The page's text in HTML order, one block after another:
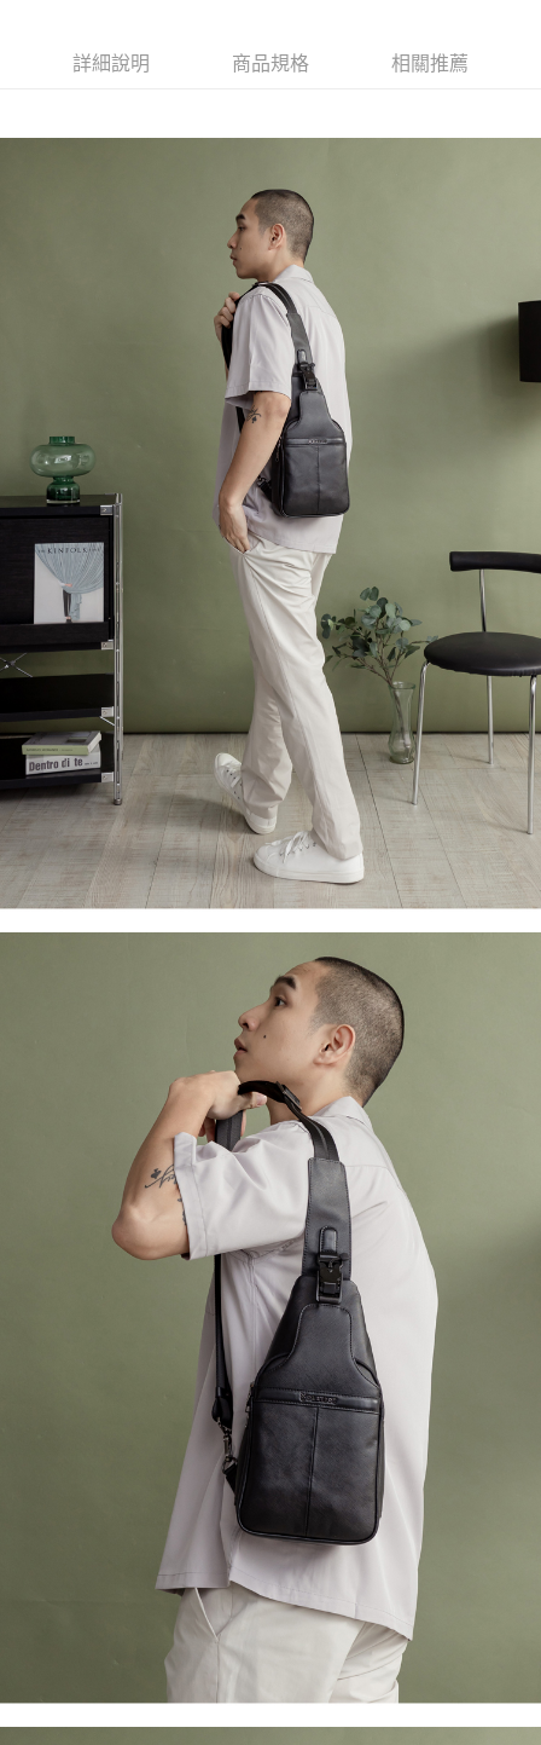
2.透過簡訊連結打開帳單後，可選擇「超商條碼／台灣大直營門市／銀行轉
帳／街口支付／iPASS MONEY」等通路繳費。
1.本服務係由「台灣大哥大股份有限公司」（以下簡稱本公司）所提供，讓
2.基於同意付款使用「大哥付你分期」之契約關係目的，商店將以您的個人
資料（包含姓名、電話或地址）提供予台灣大哥大進項蒐集、處理及利用，
由本公司與您本人進行分期帳單所需資料之確認、核對及更正。
3.完整用戶服務條款，請詳閱以下連結：https://oppay.tw/userRule
結帳頁面，進行簡訊認證並確認金額後，即可完成結帳。
※ 交易是否成功請以「AFTEE先享後付 」之結帳頁面顯示為準，若有關於
是否繳費成功／繳費後需取消欲退款等相關疑問，請聯繫「AFTEE先享後付
https://netprotections.freshdesk.com/support/home
１．透過由恩沛科技股份有限公司提供之「AFTEE先享後付」服務完成之交
易，需依本服務之必要範圍內提供個人資料，並將交易相關給付款項請求債
權轉讓予恩沛科技股份有限公司。
２．關於個人資料處理事宜，請瀏覽以下網址：
３．未成年的使用者請事先徵得法定代理人或監護人之同意方可使用
「AFTEE先享後付」，若未經同意申辦者引起之損失，本公司不負相關責
任。
４．使用「AFTEE先享後付」時，將依據個別帳號之用戶狀況，依本公司即
時審查核予不同之上限額度；若仍有額度不足之情形，本公司將視審查結果
請求用戶進行身份認證。
５．嚴禁一人註冊多個帳號或使用他人資訊註冊。若發現惡意使用之情形，
恩沛科技股份有限公司將有權停止該用戶之使用額度並採取法律行動。
付款後全家取貨
萊爾富取貨付款
每筆NT$60，滿NT$2,000(含以上)免運費
每筆NT$60，滿NT$2,000(含以上)免運費
宅配
每筆NT$60，滿NT$2,000(含以上)免運費
宅配_離島
每筆NT$100
詳細說明 商品規格 相關推薦